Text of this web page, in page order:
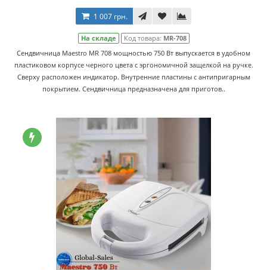
1 007 грн.
На складе Код товара: MR-708
Сендвичница Maestro MR 708 мощностью 750 Вт выпускается в удобном
пластиковом корпусе черного цвета с эргономичной защелкой на ручке.
Сверху расположен индикатор. Внутренние пластины с антипригарным
покрытием. Сендвичница предназначена для приготов..